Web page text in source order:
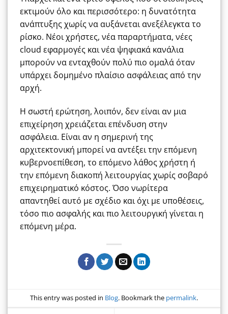
εκτιμούν όλο και περισσότερο: η δυνατότητα
ανάπτυξης χωρίς να αυξάνεται ανεξέλεγκτα το
ρίσκο. Νέοι χρήστες, νέα παραρτήματα, νέες
cloud εφαρμογές και νέα ψηφιακά κανάλια
μπορούν να ενταχθούν πολύ πιο ομαλά όταν
υπάρχει δομημένο πλαίσιο ασφάλειας από την
αρχή.
Η σωστή ερώτηση, λοιπόν, δεν είναι αν μια
επιχείρηση χρειάζεται επένδυση στην
ασφάλεια. Είναι αν η σημερινή της
αρχιτεκτονική μπορεί να αντέξει την επόμενη
κυβερνοεπίθεση, το επόμενο λάθος χρήστη ή
την επόμενη διακοπή λειτουργίας χωρίς σοβαρό
επιχειρηματικό κόστος. Όσο νωρίτερα
απαντηθεί αυτό με σχέδιο και όχι με υποθέσεις,
τόσο πιο ασφαλής και πιο λειτουργική γίνεται η
επόμενη μέρα.
This entry was posted in Blog. Bookmark the permalink.